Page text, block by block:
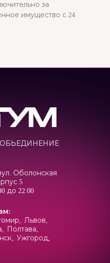
за
имущество с 24
Оболонская
5
до 22:00
:
Львов,
Полтава,
Ужгород,